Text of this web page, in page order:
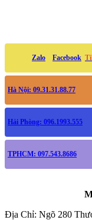
Zalo Facebook
Hà Nội: 09.31.31.88.77
Hải Phòng: 096.1993.555
TPHCM: 097.543.8686
Địa Chỉ: Ngõ 280